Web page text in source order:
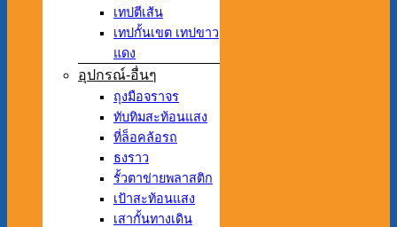
เทปตีเส้น
เทปกั้นเขต เทปขาว
แดง
อุปกรณ์-อื่นๆ
ถุงมือจราจร
ทับทิมสะท้อนแสง
ที่ล็อคล้อรถ
ธงราว
รั้วตาข่ายพลาสติก
เป้าสะท้อนแสง
เสากั้นทางเดิน